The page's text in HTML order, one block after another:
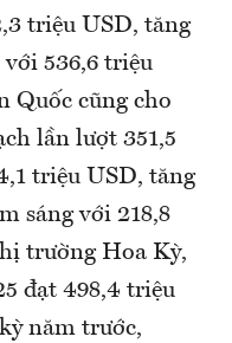
triệu USD, tăng
536,6 triệu
Quốc cũng cho
lần lượt 351,5
triệu USD, tăng
sáng với 218,8
trường Hoa Kỳ,
đạt 498,4 triệu
năm trước,